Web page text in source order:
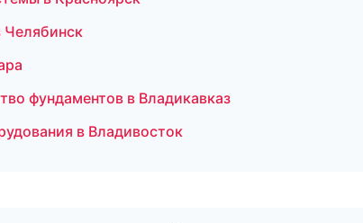
фундаментов в Владикавказ
в Владивосток